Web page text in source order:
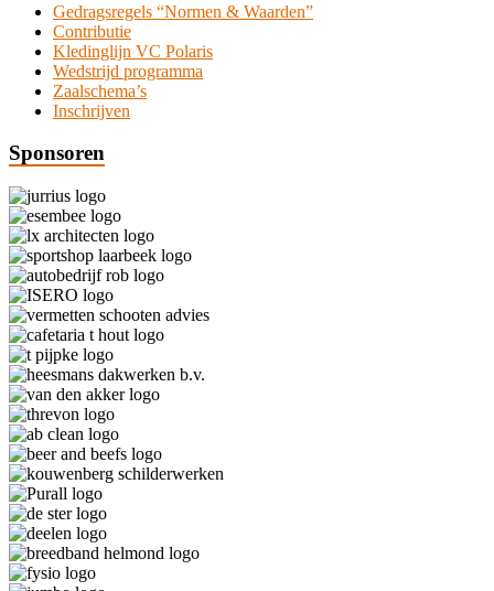
Gedragsregels “Normen & Waarden”
Contributie
Kledinglijn VC Polaris
Wedstrijd programma
Zaalschema’s
Inschrijven
Sponsoren